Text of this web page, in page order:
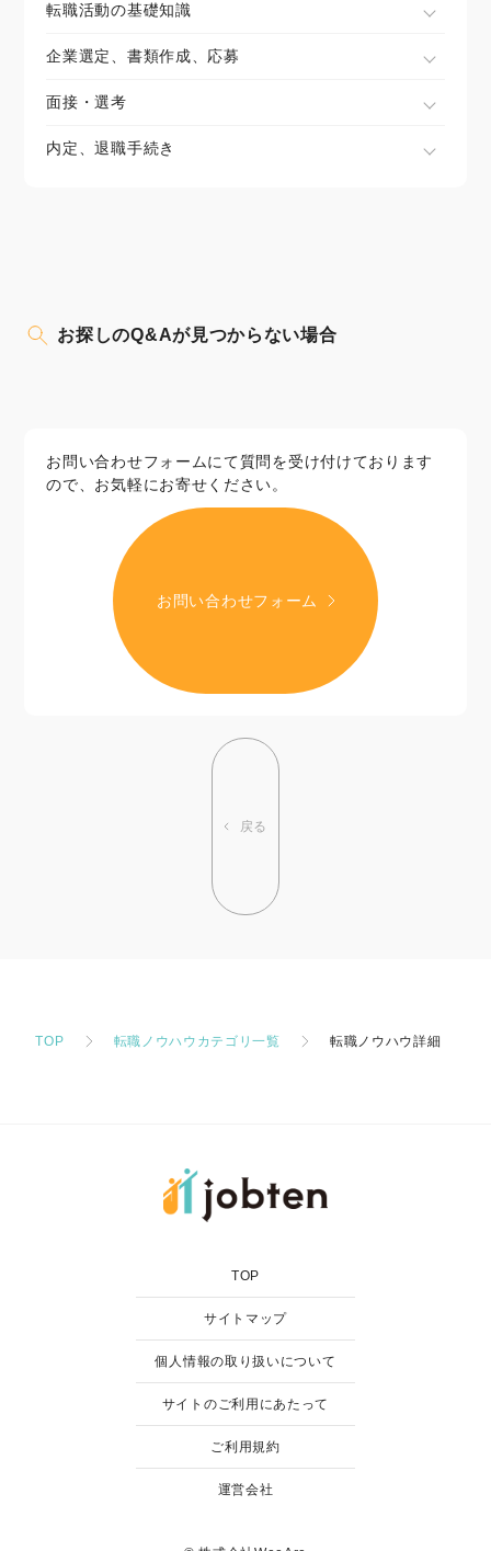
転職活動の基礎知識
企業選定、書類作成、応募
面接・選考
内定、退職手続き
お探しのQ&Aが見つからない場合
お問い合わせフォームにて質問を受け付けております
ので、お気軽にお寄せください。
お問い合わせフォーム
戻る
TOP 転職ノウハウカテゴリ一覧 転職ノウハウ詳細
TOP
サイトマップ
個人情報の取り扱いについて
サイトのご利用にあたって
ご利用規約
運営会社